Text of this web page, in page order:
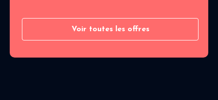
Voir toutes les offres